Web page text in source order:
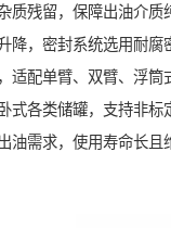
质残留，保障出油介质
降，密封系统选用耐腐
适配单臂、双臂、浮筒
式各类储罐，支持非标
油需求，使用寿命长且